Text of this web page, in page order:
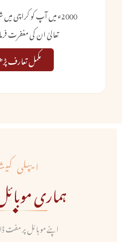
2000ء میں آپ کو کراچی
تعالیٰ ان کی مغفرت
مکمل تعارف
ایپلی
ہماری
اپنے موبائل پر مفت